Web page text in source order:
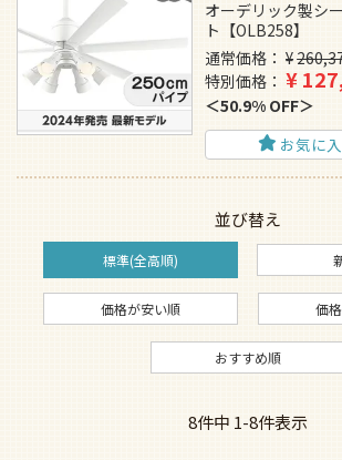
オーデリック製シ
ト【OLB258】
通常価格
¥
特別価格
¥
50.9% OFF
お気に
並び替え
標準(全高順)
価格が安い順 価
おすすめ順
8件中 1-8件表示